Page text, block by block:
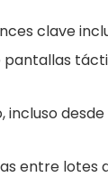
clave
pantallas
incluso desde
entre lotes